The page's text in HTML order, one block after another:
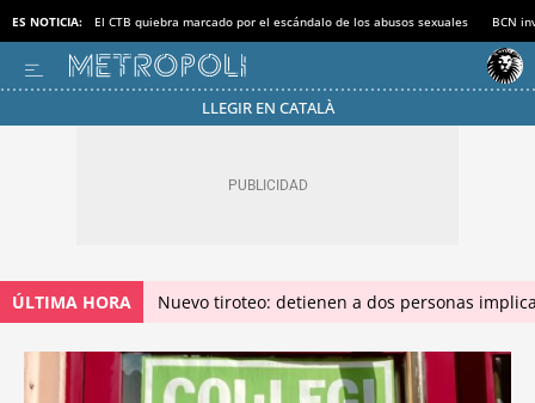
ES NOTICIA: El CTB quiebra marcado por el escándalo de los abusos sexuales BCN
LLEGIR EN CATALÀ
ÚLTIMA HORA Nuevo tiroteo: detienen a dos personas